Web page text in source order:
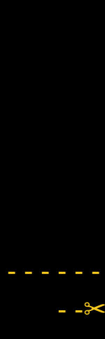
- - - - -
- -